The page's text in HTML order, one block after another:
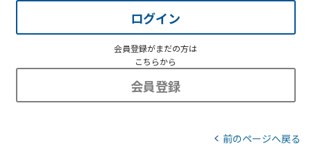
ログイン
会員登録がまだの方は
こちらから
会員登録
前のページへ戻る